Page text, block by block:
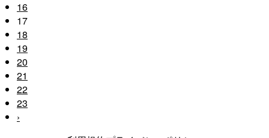
16
17
18
19
20
21
22
23
›